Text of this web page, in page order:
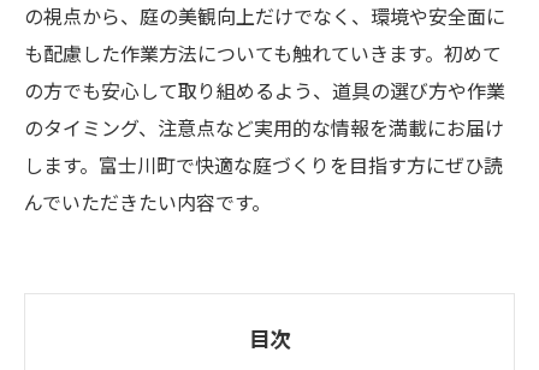
の視点から、庭の美観向上だけでなく、環境や安全面に
も配慮した作業方法についても触れていきます。初めて
の方でも安心して取り組めるよう、道具の選び方や作業
のタイミング、注意点など実用的な情報を満載にお届け
します。富士川町で快適な庭づくりを目指す方にぜひ読
んでいただきたい内容です。
目次